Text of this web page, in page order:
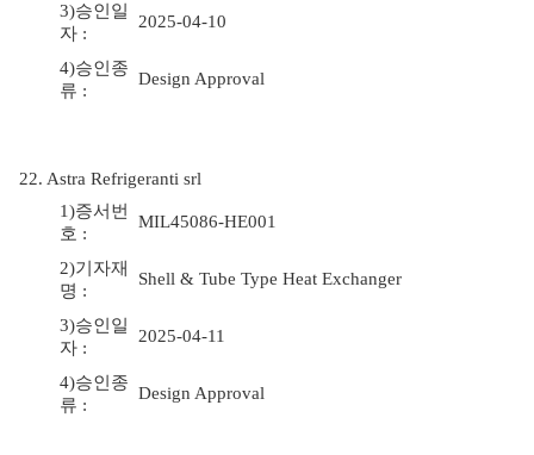
3)승인일
자 :
2025-04-10
4)승인종
류 :
Design Approval
22. Astra Refrigeranti srl
1)증서번
호 :
MIL45086-HE001
2)기자재
명 :
Shell & Tube Type Heat Exchanger
3)승인일
자 :
2025-04-11
4)승인종
류 :
Design Approval